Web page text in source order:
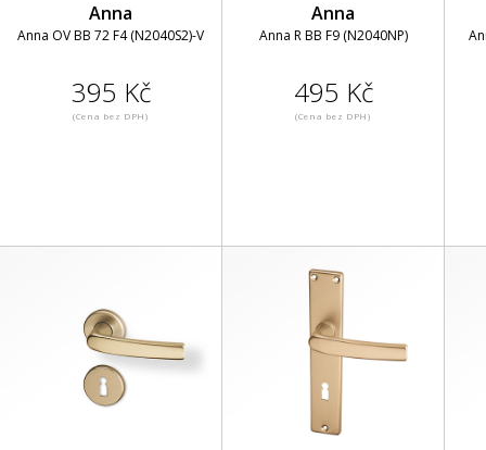
Anna
Anna OV BB 72 F4 (N2040S2)-V
395 Kč
(Cena bez DPH)
Anna
Anna R BB F9 (N2040NP)
495 Kč
(Cena bez DPH)